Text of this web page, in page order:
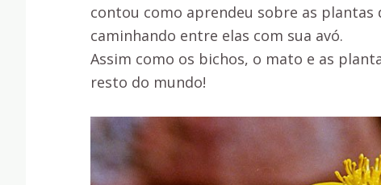
contou como aprendeu sobre as plantas
caminhando entre elas com sua avó.
Assim como os bichos, o mato e as
resto do mundo!